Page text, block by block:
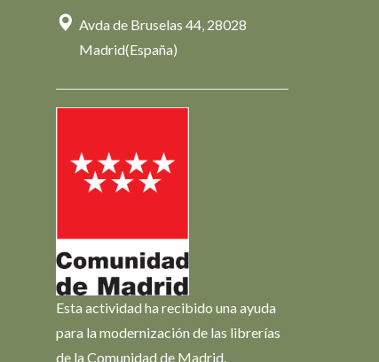
Avda de Bruselas 44, 28028
Madrid(España)
Esta actividad ha recibido una ayuda
para la modernización de las librerías
de la Comunidad de Madrid.